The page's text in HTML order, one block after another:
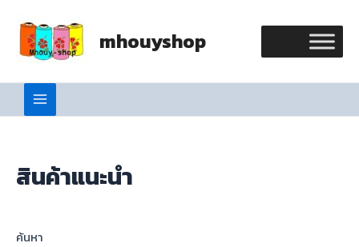
content
mhouyshop
Menu
สินค้าแนะนำ
ค้นหา